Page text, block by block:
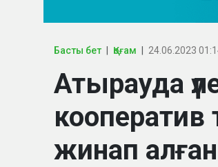
Басты бет Қоғам 24.06.2023
Атырауда
жинап алған